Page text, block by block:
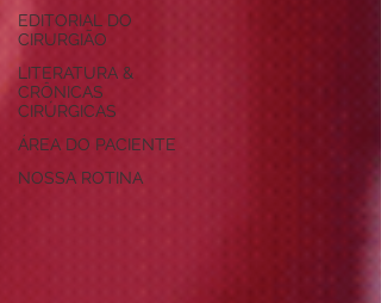
EDITORIAL DO
CIRURGIÃO
LITERATURA &
CRÔNICAS
CIRÚRGICAS
ÁREA DO PACIENTE
NOSSA ROTINA